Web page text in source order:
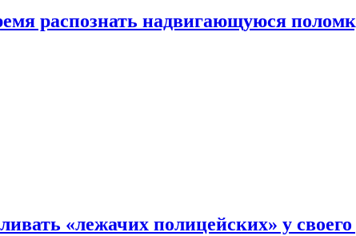
распознать надвигающуюся
«лежачих полицейских» у